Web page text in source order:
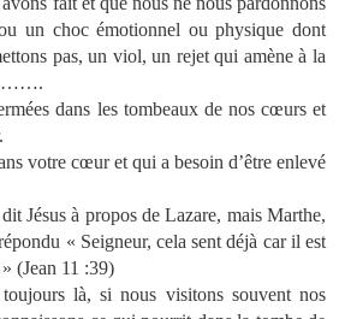
un choc émotionnel ou physique dont
pas, un viol, un rejet qui amène à la
dans les tombeaux de nos cœurs et
votre cœur et qui a besoin d’être enlevé
Jésus à propos de Lazare, mais Marthe,
« Seigneur, cela sent déjà car il est
(Jean 11 :39)
là, si nous visitons souvent nos